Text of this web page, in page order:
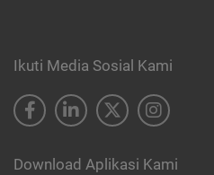
Ikuti Media Sosial Kami
Download Aplikasi Kami